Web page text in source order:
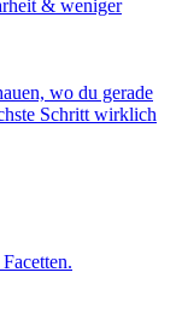
& weniger
wo du gerade
Schritt wirklich